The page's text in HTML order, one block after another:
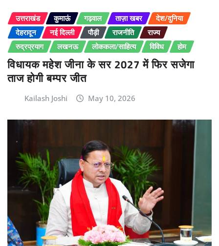
उत्तराखंड कुमाऊं गढ़वाल ताज़ा खबर
देश/दुनिया
देहरादून
नई दिल्ली पौड़ी राजनीति
राज्य
रुद्रप्रयाग
लखनऊ लोककला/साहित्य विविध होम
विधायक महेश जीना के सर 2027 में फिर सजेगा
ताज होगी बम्पर जीत
Kailash Joshi May 10, 2026